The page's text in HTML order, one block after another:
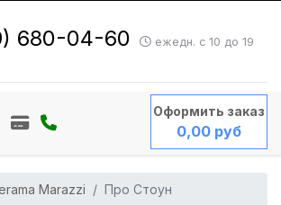
680-04-60 ежедн. с 10 до 19
Оформить заказ
0,00 руб
Marazzi Про Стоун